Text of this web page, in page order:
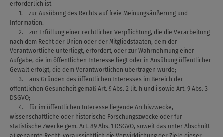
erforderlich ist
1. zur Ausübung des Rechts auf freie Meinungsäußerung und
Information.
2. zur Erfüllung einer rechtlichen Verpflichtung, die die Verarbeitung
nach dem Recht der Union oder der Mitgliedstaaten, dem der
Verantwortliche unterliegt, erfordert, oder zur Wahrnehmung einer
Aufgabe, die im öffentlichen Interesse liegt oder in Ausübung öffentlicher
Gewalt erfolgt, die dem Verantwortlichen übertragen wurde;
3. aus Gründen des öffentlichen Interesses im Bereich der
öffentlichen Gesundheit gemäß Art. 9 Abs. 2 lit. h und i sowie Art. 9 Abs. 3
DSGVO;
4. für im öffentlichen Interesse liegende Archivzwecke,
wissenschaftliche oder historische Forschungszwecke oder für
statistische Zwecke gem. Art. 89 Abs. 1 DSGVO, soweit das unter Abschnitt
a) genannte Recht voraussichtlich die Verwirklichung der Ziele dieser